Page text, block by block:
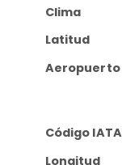
Clima
Latitud
Código IATA
Longitud